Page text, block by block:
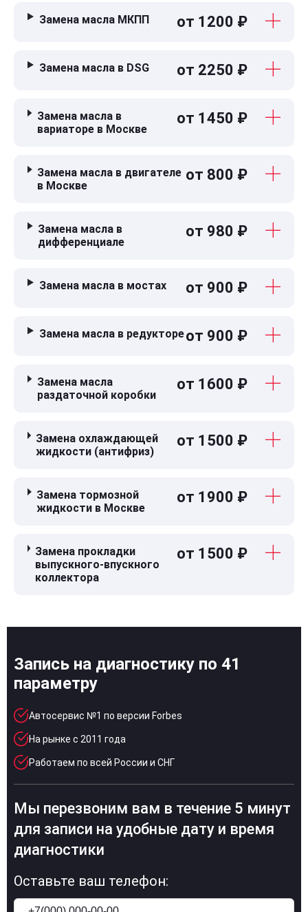
Замена масла МКПП от 1200 ₽
Замена масла в DSG от 2250 ₽
Замена масла в
вариаторе в Москве
от 1450 ₽
Замена масла в двигателе
в Москве
от 800 ₽
Замена масла в
дифференциале
от 980 ₽
Замена масла в мостах от 900 ₽
Замена масла в редуктореот 900 ₽
Замена масла
раздаточной коробки
от 1600 ₽
Замена охлаждающей
жидкости (антифриз)
от 1500 ₽
Замена тормозной
жидкости в Москве
от 1900 ₽
Замена прокладки
выпускного-впускного
коллектора
от 1500 ₽
Запись на диагностику по 41
параметру
Автосервис №1 по версии Forbes
На рынке с 2011 года
Работаем по всей России и СНГ
Мы перезвоним вам в течение 5 минут
для записи на удобные дату и время
диагностики
Оставьте ваш телефон: